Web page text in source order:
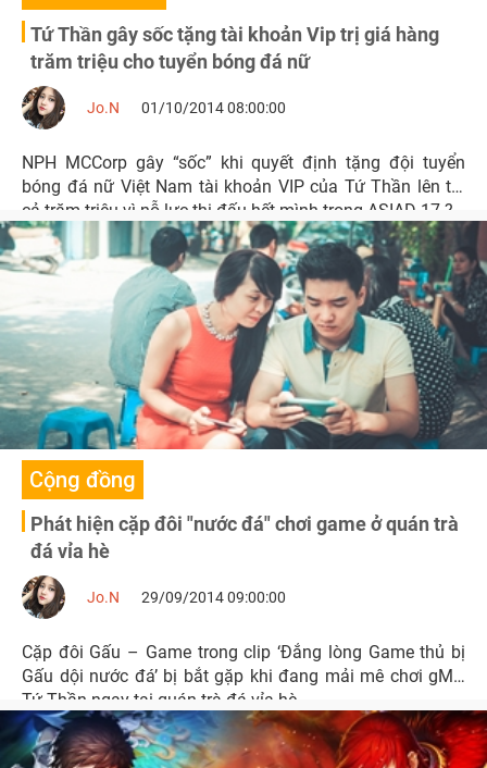
Tứ Thần gây sốc tặng tài khoản Vip trị giá hàng
trăm triệu cho tuyển bóng đá nữ
Jo.N 01/10/2014 08:00:00
NPH MCCorp gây “sốc” khi quyết định tặng đội tuyển
bóng đá nữ Việt Nam tài khoản VIP của Tứ Thần lên tới
cả trăm triệu vì nỗ lực thi đấu hết mình trong ASIAD 17 ?
Cộng đồng
Phát hiện cặp đôi "nước đá" chơi game ở quán trà
đá vỉa hè
Jo.N 29/09/2014 09:00:00
Cặp đôi Gấu – Game trong clip ‘Đắng lòng Game thủ bị
Gấu dội nước đá’ bị bắt gặp khi đang mải mê chơi gMO
Tứ Thần ngay tại quán trà đá vỉa hè.